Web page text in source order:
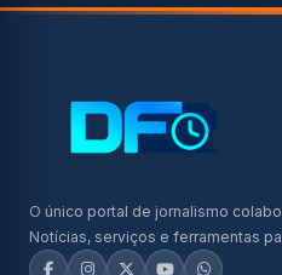
O único portal de jornalismo
Notícias, serviços e ferramentas